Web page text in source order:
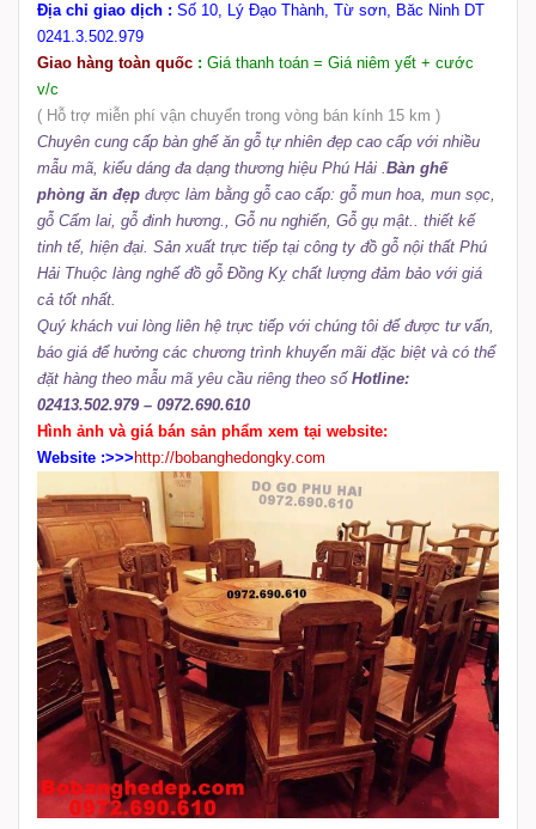
Địa chỉ giao dịch : Số 10, Lý Đạo Thành, Từ sơn, Băc Ninh DT
0241.3.502.979
Giao hàng toàn quốc : Giá thanh toán = Giá niêm yết + cước
v/c
( Hỗ trợ miễn phí vận chuyển trong vòng bán kính 15 km )
Chuyên cung cấp bàn ghế ăn gỗ tự nhiên đẹp cao cấp với nhiều
mẫu mã, kiểu dáng đa dạng thương hiệu Phú Hải .Bàn ghế
phòng ăn đẹp được làm bằng gỗ cao cấp: gỗ mun hoa, mun sọc,
gỗ Cẩm lai, gỗ đinh hương., Gỗ nu nghiến, Gỗ gụ mật.. thiết kế
tinh tế, hiện đại. Sản xuất trực tiếp tại công ty đồ gỗ nội thất Phú
Hải Thuộc làng nghế đồ gỗ Đồng Kỵ chất lượng đảm bảo với giá
cả tốt nhất.
Quý khách vui lòng liên hệ trực tiếp với chúng tôi để được tư vấn,
báo giá để hưởng các chương trình khuyến mãi đặc biệt và có thể
đặt hàng theo mẫu mã yêu cầu riêng theo số Hotline:
02413.502.979 – 0972.690.610
Hình ảnh và giá bán sản phẩm xem tại website:
Website :>>> http://bobanghedongky.com